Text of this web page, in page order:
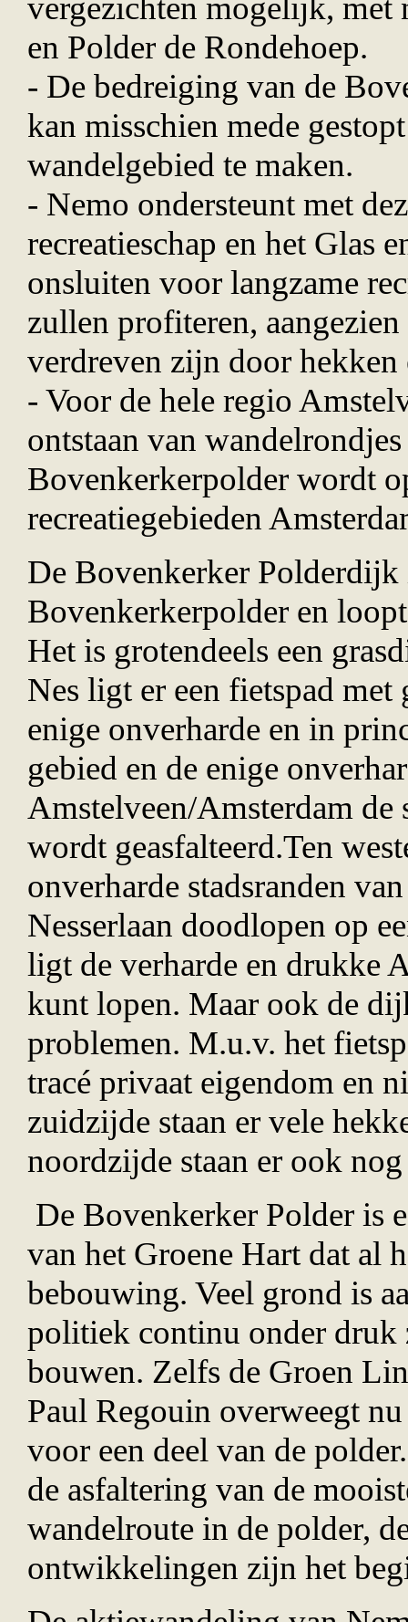
vergezichten mogelijk, met
en Polder de Rondehoep.
- De bedreiging van de
kan misschien mede
wandelgebied te maken.
- Nemo ondersteunt met
recreatieschap en het Glas
onsluiten voor langzame
zullen profiteren,
verdreven zijn door hekken
- Voor de hele regio
ontstaan van
Bovenkerkerpolder wordt
recreatiegebieden
De Bovenkerker
Bovenkerkerpolder en
Het is grotendeels een
Nes ligt er een fietspad
enige onverharde en in
gebied en de enige
Amstelveen/Amsterdam
wordt geasfalteerd.Ten
onverharde stadsranden
Nesserlaan doodlopen op
ligt de verharde en drukke
kunt lopen. Maar ook de
problemen. M.u.v. het
tracé privaat eigendom en
zuidzijde staan er vele
noordzijde staan er ook
De Bovenkerker Polder is
van het Groene Hart dat al
bebouwing. Veel grond is
politiek continu onder druk
bouwen. Zelfs de Groen
Paul Regouin overweegt
voor een deel van de
de asfaltering van de
wandelroute in de polder,
ontwikkelingen zijn het